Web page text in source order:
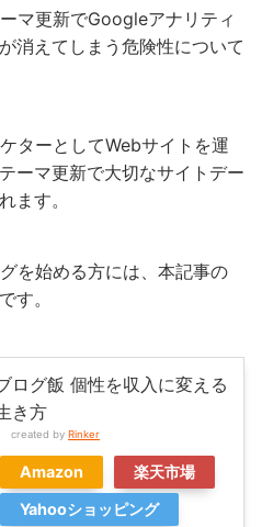
マ更新でGoogleアナリティ
消えてしまう危険性について
ターとしてWebサイトを運
ーマ更新で大切なサイトデー
ます。
を始める方には、本記事の
す。
ログ飯 個性を収入に変える
き方
created by Rinker
Amazon
楽天市場
Yahooショッピング